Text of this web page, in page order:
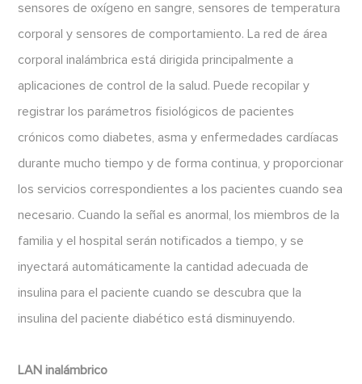
sensores de oxígeno en sangre, sensores de temperatura
corporal y sensores de comportamiento. La red de área
corporal inalámbrica está dirigida principalmente a
aplicaciones de control de la salud. Puede recopilar y
registrar los parámetros fisiológicos de pacientes
crónicos como diabetes, asma y enfermedades cardíacas
durante mucho tiempo y de forma continua, y proporcionar
los servicios correspondientes a los pacientes cuando sea
necesario. Cuando la señal es anormal, los miembros de la
familia y el hospital serán notificados a tiempo, y se
inyectará automáticamente la cantidad adecuada de
insulina para el paciente cuando se descubra que la
insulina del paciente diabético está disminuyendo.
LAN inalámbrico